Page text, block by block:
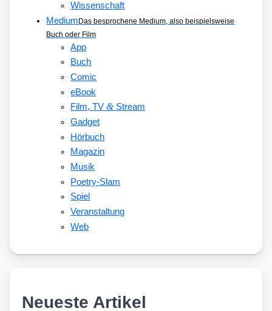
Wissenschaft
MediumDas besprochene Medium, also beispielsweise
Buch oder Film
App
Buch
Comic
eBook
Film, TV&Stream
Gadget
Hörbuch
Magazin
Musik
Poetry-Slam
Spiel
Veranstaltung
Web
Neueste Artikel